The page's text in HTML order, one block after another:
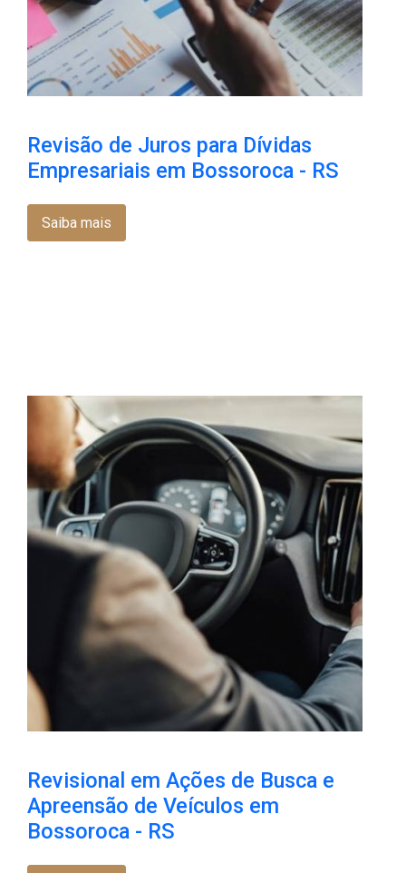
Revisão de Juros para Dívidas
Empresariais em Bossoroca​ - RS
Saiba mais
Revisional em Ações de Busca e
Apreensão de Veículos em
Bossoroca​ - RS